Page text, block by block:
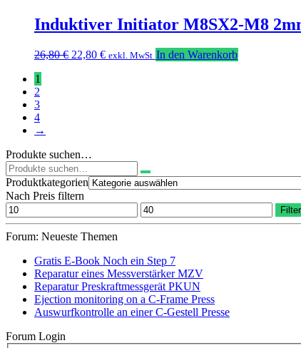
26,80 €
22,80 €.
Induktiver Initiator M8SX2-M8
26,80€ Ursprünglicher
22,80 €Aktueller
exkl. MwSt In den Warenkorb
1
2
3
4
→
Produkte suchen…
Suchen
nach:
Produktkategorien
Nach Preis filtern
Min.
Preis
Max.
Preis
Filter
Forum: Neueste Themen
Gratis E-Book Noch ein Step 7
Reparatur eines Messverstärker MZV
Reparatur Preskraftmessgerät PKUN
Ejection monitoring on a C-Frame Press
Auswurfkontrolle an einer C-Gestell Presse
Forum Login